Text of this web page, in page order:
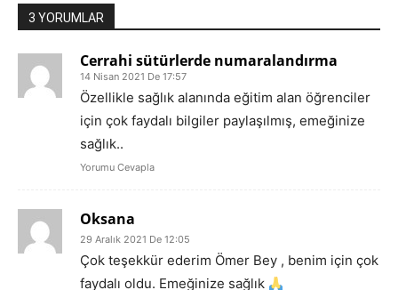
3 YORUMLAR
Cerrahi sütürlerde numaralandırma
14 Nisan 2021 De 17:57
Özellikle sağlık alanında eğitim alan öğrenciler
için çok faydalı bilgiler paylaşılmış, emeğinize
sağlık..
Yorumu Cevapla
Oksana
29 Aralık 2021 De 12:05
Çok teşekkür ederim Ömer Bey , benim için çok
faydalı oldu. Emeğinize sağlık